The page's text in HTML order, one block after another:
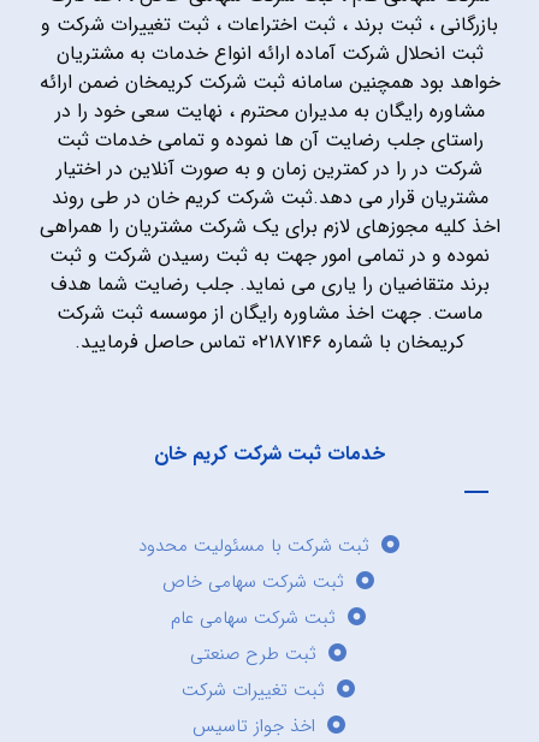
بازرگانی ، ثبت برند ، ثبت اختراعات ، ثبت تغییرات شرکت و
ثبت انحلال شرکت آماده ارائه انواع خدمات به مشتریان
خواهد بود همچنین سامانه ثبت شرکت کریمخان ضمن ارائه
مشاوره رایگان به مدیران محترم ، نهایت سعی خود را در
راستای جلب رضایت آن ها نموده و تمامی خدمات ثبت
شرکت در را در کمترین زمان و به صورت آنلاین در اختیار
مشتریان قرار می دهد.ثبت شرکت کریم خان در طی روند
اخذ کلیه مجوزهای لازم برای یک شرکت مشتریان را همراهی
نموده و در تمامی امور جهت به ثبت رسیدن شرکت و ثبت
برند متقاضیان را یاری می نماید. جلب رضایت شما هدف
ماست. جهت اخذ مشاوره رایگان از موسسه ثبت شرکت
کریمخان با شماره ۰۲۱۸۷۱۴۶ تماس حاصل فرمایید.
خدمات ثبت شرکت کریم خان
ثبت شرکت با مسئولیت محدود
ثبت شرکت سهامی خاص
ثبت شرکت سهامی عام
ثبت طرح صنعتی
ثبت تغییرات شرکت
اخذ جواز تاسیس